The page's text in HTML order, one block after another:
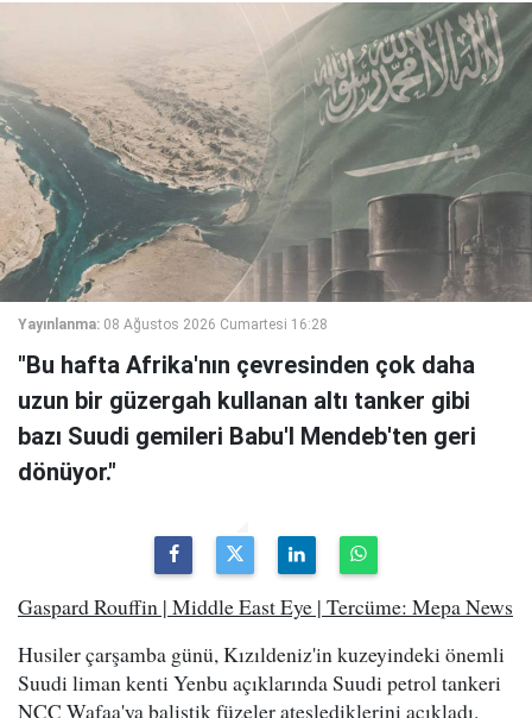
Yayınlanma: 08 Ağustos 2026 Cumartesi 16:28
"Bu hafta Afrika'nın çevresinden çok daha
uzun bir güzergah kullanan altı tanker gibi
bazı Suudi gemileri Babu'l Mendeb'ten geri
dönüyor."
Gaspard Rouffin | Middle East Eye | Tercüme: Mepa News
Husiler çarşamba günü, Kızıldeniz'in kuzeyindeki önemli
Suudi liman kenti Yenbu açıklarında Suudi petrol tankeri
NCC Wafaa'ya balistik füzeler ateşlediklerini açıkladı.